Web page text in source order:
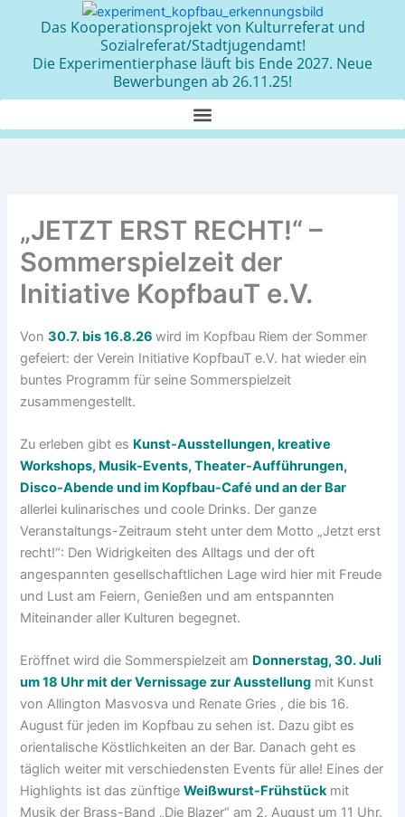
Das Kooperationsprojekt von Kulturreferat und
Sozialreferat/Stadtjugendamt!
Die Experimentierphase läuft bis Ende 2027. Neue
Bewerbungen ab 26.11.25!
„JETZT ERST RECHT!“ –
Sommerspielzeit der
Initiative KopfbauT e.V.
Von30.7. bis 16.8.26 wird im Kopfbau Riem der Sommer
gefeiert: der Verein Initiative KopfbauT e.V. hat wieder ein
buntes Programm für seine Sommerspielzeit
zusammengestellt.
Zu erleben gibt es Kunst-Ausstellungen, kreative
Workshops, Musik-Events, Theater-Aufführungen,
Disco-Abende und im Kopfbau-Café und an der Bar
allerlei kulinarisches und coole Drinks. Der ganze
Veranstaltungs-Zeitraum steht unter dem Motto „Jetzt erst
recht!“: Den Widrigkeiten des Alltags und der oft
angespannten gesellschaftlichen Lage wird hier mit Freude
und Lust am Feiern, Genießen und am entspannten
Miteinander aller Kulturen begegnet.
Eröffnet wird die Sommerspielzeit am Donnerstag, 30. Juli
um 18 Uhr mit der Vernissage zur Ausstellung mit Kunst
von Allington Masvosva und Renate Gries , die bis 16.
August für jeden im Kopfbau zu sehen ist. Dazu gibt es
orientalische Köstlichkeiten an der Bar. Danach geht es
täglich weiter mit verschiedensten Events für alle! Eines der
Highlights ist das zünftigeWeißwurst-Frühstückmit
Musik der Brass-Band „Die Blazer“ am 2. August um 11 Uhr.